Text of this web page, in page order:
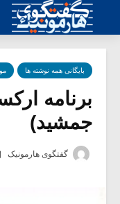
بایگانی همه نوشته ها
برنامه
جمشید)
گفتگوی هارمونیک